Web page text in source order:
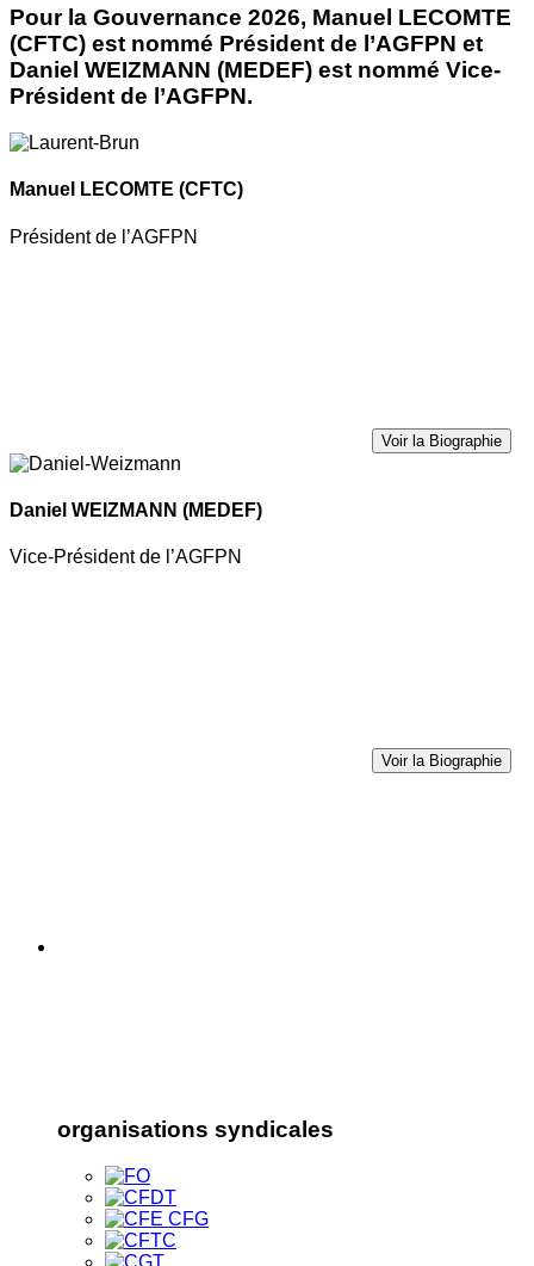
Pour la Gouvernance 2026, Manuel LECOMTE
(CFTC) est nommé Président de l’AGFPN et
Daniel WEIZMANN (MEDEF) est nommé Vice-
Président de l’AGFPN.
Manuel LECOMTE (CFTC)
Président de l’AGFPN
Voir la Biographie
Daniel WEIZMANN (MEDEF)
Vice-Président de l’AGFPN
Voir la Biographie
organisations syndicales